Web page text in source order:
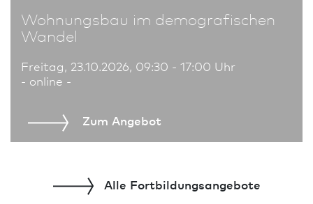
Wohnungs­bau im demografischen
Wandel
Freitag, 23.10.2026, 09:30 - 17:00 Uhr
- online -
Zum An­ge­bot
Alle Fort­bildungs­angebote